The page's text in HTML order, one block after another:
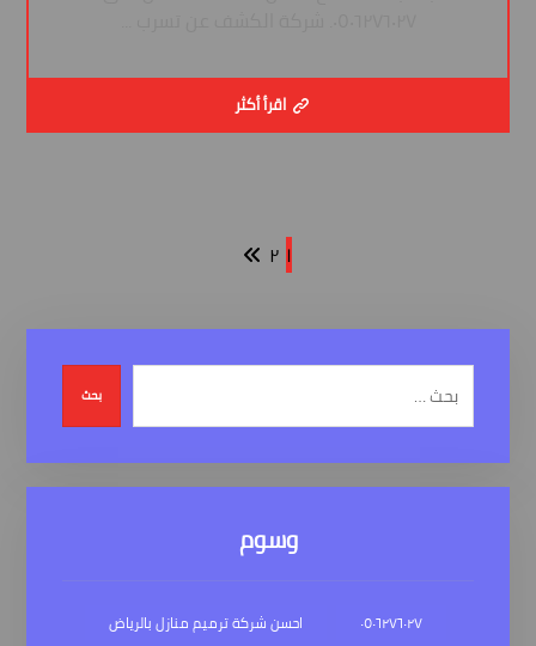
اقرأ أكثر
١ ٢
بحث
وسوم
٠٥٠٦٢٧٦٠٢٧
احسن شركة ترميم منازل بالرياض